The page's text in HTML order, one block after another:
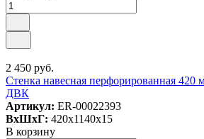
2 450 руб.
Стенка навесная перфорированная
ДВК
Артикул: ER-00022393
ВxШxГ: 420x1140x15
В корзину